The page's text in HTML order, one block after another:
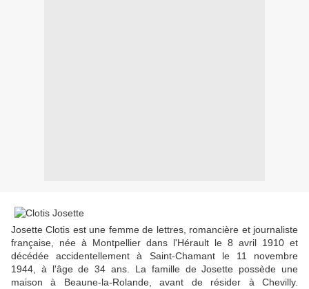
Josette Clotis est une femme de lettres, romancière et journaliste
française, née à Montpellier dans l'Hérault le 8 avril 1910 et
décédée accidentellement à Saint-Chamant le 11 novembre
1944, à l'âge de 34 ans. La famille de Josette possède une
maison à Beaune-la-Rolande, avant de résider à Chevilly.